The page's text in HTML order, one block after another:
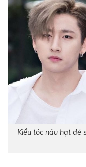
Kiểu tóc nâu hạt dẻ